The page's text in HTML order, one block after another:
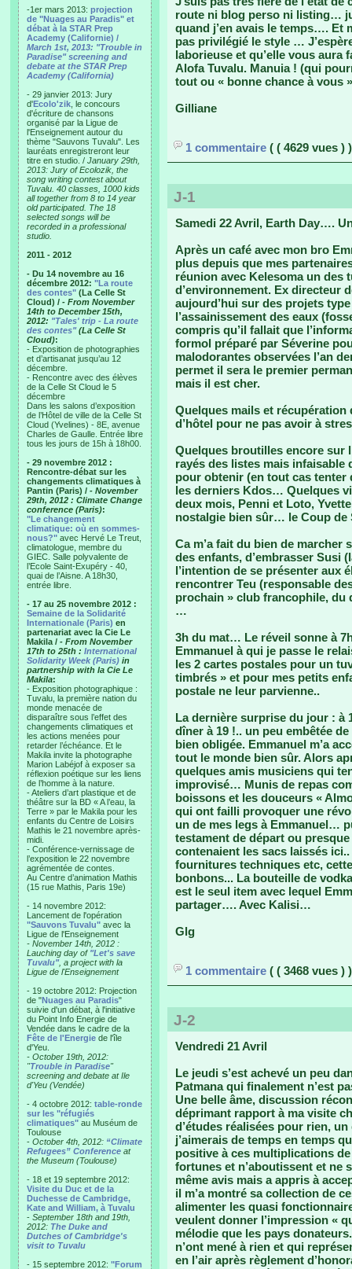
-1er mars 2013: projection
de "Nuages au Paradis" et
débat à la STAR Prep
Academy (Californie) /
March 1st, 2013: "Trouble in
Paradise" screening and
debate at the STAR Prep
Academy (California)
- 29 janvier 2013: Jury
d'Ecolo'zik , le concours
d'écriture de chansons
organisé par la Ligue de
l'Enseignement autour du
thème "Sauvons Tuvalu". Les
lauréats enregistreront leur
titre en studio. / January 29th,
2013: Jury of Ecolozik, the
song writing contest about
Tuvalu. 40 classes, 1000 kids
all together from 8 to 14 year
old participated. The 18
selected songs will be
recorded in a professional
studio.
2011 - 2012
- Du 14 novembre au 16
décembre 2012: "La route
des contes" (La Celle St
Cloud) / - From November
14th to December 15th,
2012: "Tales' trip - La route
des contes"(La Celle St
Cloud):
- Exposition de photographies
et d’artisanat jusqu’au 12
décembre.
- Rencontre avec des élèves
de la Celle St Cloud le 5
décembre
Dans les salons d’exposition
de l’Hôtel de ville de la Celle St
Cloud (Yvelines) - 8E, avenue
Charles de Gaulle. Entrée libre
tous les jours de 15h à 18h00.
- 29 novembre 2012 :
Rencontre-débat sur les
changements climatiques à
Pantin (Paris) / - November
29th, 2012 : Climate Change
conference (Paris):
"Le changement
climatique: où en sommes-
nous?" avec Hervé Le Treut,
climatologue, membre du
GIEC. Salle polyvalente de
l’Ecole Saint-Exupéry - 40,
quai de l’Aisne. A 18h30,
entrée libre.
- 17 au 25 novembre 2012 :
Semaine de la Solidarité
Internationale (Paris) en
partenariat avec la Cie Le
Makila / - From November
17th to 25th : International
Solidarity Week (Paris) in
partnership with la Cie Le
Makila:
- Exposition photographique :
Tuvalu, la première nation du
monde menacée de
disparaître sous l’effet des
changements climatiques et
les actions menées pour
retarder l’échéance. Et le
Makila invite la photographe
Marion Labéjof à exposer sa
réflexion poétique sur les liens
de l’homme à la nature.
- Ateliers d’art plastique et de
théâtre sur la BD « A l’eau, la
Terre » par le Makila pour les
enfants du Centre de Loisirs
Mathis le 21 novembre après-
midi.
- Conférence-vernissage de
l’exposition le 22 novembre
agrémentée de contes.
Au Centre d’animation Mathis
(15 rue Mathis, Paris 19e)
- 14 novembre 2012:
Lancement de l'opération
"Sauvons Tuvalu" avec la
Ligue de l'Enseignement
- November 14th, 2012 :
Lauching day of "Let's save
Tuvalu", a project with la
Ligue de l'Enseignement
- 19 octobre 2012: Projection
de "Nuages au Paradis"
suivie d'un débat, à l'initiative
du Point Info Energie de
Vendée dans le cadre de la
Fête de l'Energie de l'île
d'Yeu.
- October 19th, 2012:
"Trouble in Paradise"
screening and debate at Ile
d'Yeu (Vendée)
- 4 octobre 2012: table-ronde
sur les "réfugiés
climatiques" au Muséum de
Toulouse
- October 4th, 2012: “Climate
Refugees” Conference at
the Museum (Toulouse)
- 18 et 19 septembre 2012:
Visite du Duc et de la
Duchesse de Cambridge,
Kate and William, à Tuvalu
- September 18th and 19th,
2012: The Duke and
Dutches of Cambridge's
visit to Tuvalu
- 15 septembre 2012: "Forum
route ni blog perso ni listing…
quand j’en avais le temps…. Et
pas privilégié le style …
laborieuse et qu’elle vous aura
Alofa Tuvalu. Manuia ! (qui
tout ou « bonne chance à vous
Gilliane
1 commentaire ( ( 4629 vues ) )
J-1
Samedi 22 Avril, Earth Day….
Après un café avec mon bro
plus depuis que mes
réunion avec Kelesoma un des
d’environnement. Ex directeur
aujourd’hui sur des projets
l’assainissement des eaux
compris qu’il fallait que
formol préparé par Séverine
malodorantes observées l’an
permet il sera le premier
mais il est cher.
Quelques mails et récupération
d’hôtel pour ne pas avoir à
Quelques broutilles encore sur
rayés des listes mais
pour obtenir (en tout cas
les derniers Kdos… Quelques
deux mois, Penni et Loto,
nostalgie bien sûr… le Coup
Ca m’a fait du bien de marcher
des enfants, d’embrasser Susi
l’intention de se présenter aux
rencontrer Teu (responsable
prochain » club francophile,
…
3h du mat… Le réveil sonne à
Emmanuel à qui je passe le
les 2 cartes postales pour un
timbrés » et pour mes petits
postale ne leur parvienne..
La dernière surprise du jour : à
dîner à 19 !.. un peu embêtée
bien obligée. Emmanuel m’a
tout le monde bien sûr. Alors
quelques amis musiciens qui
improvisé… Munis de repas
boissons et les douceurs «
qui ont failli provoquer une
un de mes legs à Emmanuel…
testament de départ ou
contenaient les sacs laissés
fournitures techniques etc,
bonbons... La bouteille de
est le seul item avec lequel
partager…. Avec Kalisi…
Glg
1 commentaire ( ( 3468 vues ) )
J-2
Vendredi 21 Avril
Le jeudi s’est achevé un peu
Patmana qui finalement n’est
Une belle âme, discussion
déprimant rapport à ma visite
d’études réalisées pour rien,
j’aimerais de temps en temps
positive à ces multiplications
fortunes et n’aboutissent et ne
même avis mais a appris à
il m’a montré sa collection de
alimenter les quasi
veulent donner l’impression «
mélodie que les pays
n’ont mené à rien et qui
en l’air après règlement